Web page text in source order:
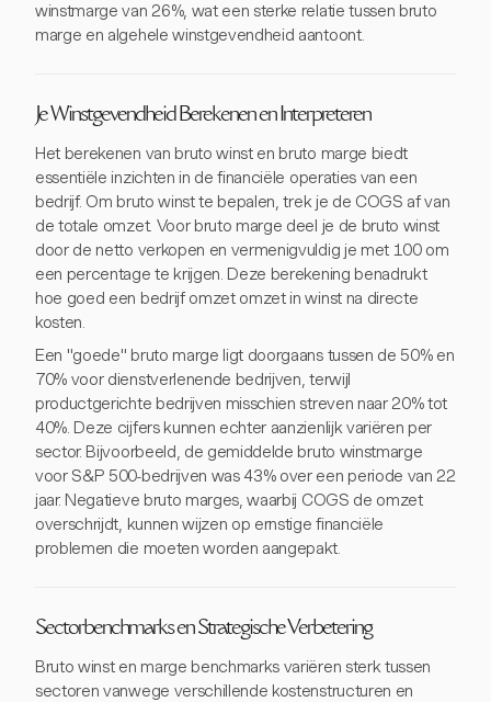
winstmarge van 26%, wat een sterke relatie tussen bruto
marge en algehele winstgevendheid aantoont.
Je Winstgevendheid Berekenen en Interpreteren
Het berekenen van bruto winst en bruto marge biedt
essentiële inzichten in de financiële operaties van een
bedrijf. Om bruto winst te bepalen, trek je de COGS af van
de totale omzet. Voor bruto marge deel je de bruto winst
door de netto verkopen en vermenigvuldig je met 100 om
een percentage te krijgen. Deze berekening benadrukt
hoe goed een bedrijf omzet omzet in winst na directe
kosten.
Een "goede" bruto marge ligt doorgaans tussen de 50% en
70% voor dienstverlenende bedrijven, terwijl
productgerichte bedrijven misschien streven naar 20% tot
40%. Deze cijfers kunnen echter aanzienlijk variëren per
sector. Bijvoorbeeld, de gemiddelde bruto winstmarge
voor S&P 500-bedrijven was 43% over een periode van 22
jaar. Negatieve bruto marges, waarbij COGS de omzet
overschrijdt, kunnen wijzen op ernstige financiële
problemen die moeten worden aangepakt.
Sectorbenchmarks en Strategische Verbetering
Bruto winst en marge benchmarks variëren sterk tussen
sectoren vanwege verschillende kostenstructuren en